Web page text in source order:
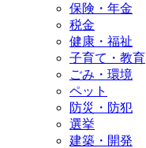
保険・年金
税金
健康・福祉
子育て・教育
ごみ・環境
ペット
防災・防犯
選挙
建築・開発